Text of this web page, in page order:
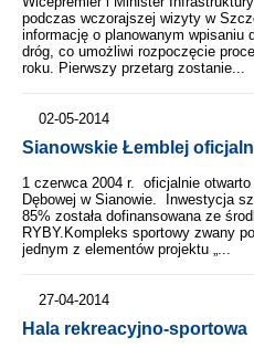
podczas wczorajszej wizyty w
informację o planowanym wpisaniu
dróg, co umożliwi rozpoczęcie
roku. Pierwszy przetarg zostanie...
02-05-2014
Sianowskie Łemblej
1 czerwca 2004 r. oficjalnie
Dębowej w Sianowie. Inwestycja
85% została dofinansowana ze
RYBY.Kompleks sportowy zwany
jednym z elementów projektu „...
27-04-2014
Hala rekreacyjno-sportowa